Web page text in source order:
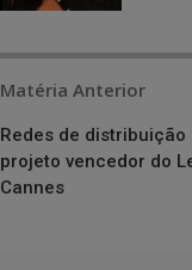
Matéria Anterior
Redes de
projeto vencedor do
Cannes